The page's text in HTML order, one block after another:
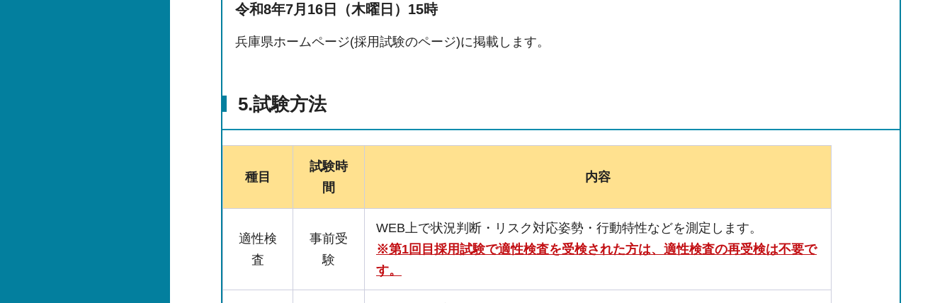
令和8年7月16日（木曜日）15時
兵庫県ホームページ(採用試験のページ)に掲載します。
5.試験方法
種目
試験時
間
内容
適性検
査
事前受
験
WEB上で状況判断・リスク対応姿勢・行動特性などを測定します。
※第1回目採用試験で適性検査を受検された方は、適性検査の再受検は不要で
す。